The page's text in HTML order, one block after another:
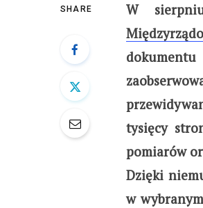
SHARE W
tysięcy
pomiarów
Dzięki
w